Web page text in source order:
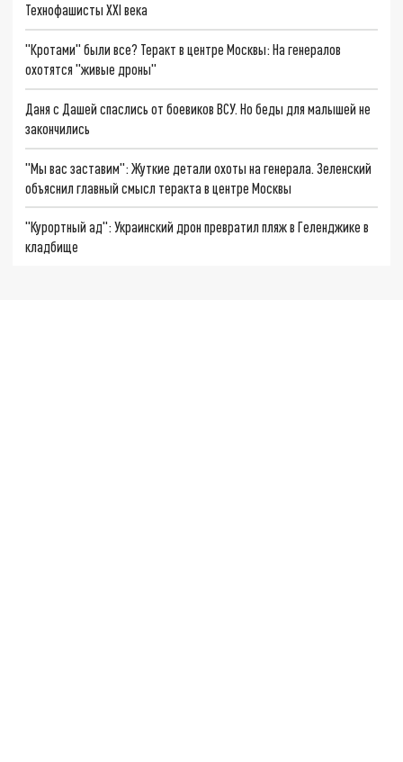
Технофашисты XXI века
"Кротами" были все? Теракт в центре Москвы: На генералов
охотятся "живые дроны"
Даня с Дашей спаслись от боевиков ВСУ. Но беды для малышей не
закончились
"Мы вас заставим": Жуткие детали охоты на генерала. Зеленский
объяснил главный смысл теракта в центре Москвы
"Курортный ад": Украинский дрон превратил пляж в Геленджике в
кладбище